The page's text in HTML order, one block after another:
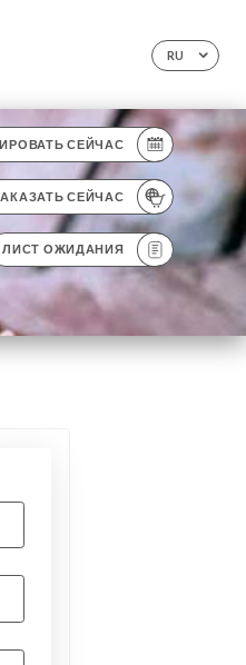
RU
СЕЙЧАС
СЕЙЧАС
ЛИСТ ОЖИДАНИЯ